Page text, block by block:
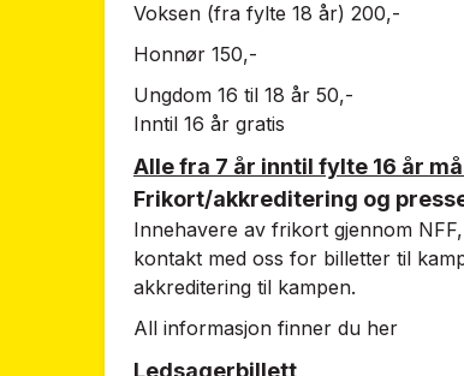
Voksen (fra fylte 18 år) 200,-
Honnør 150,-
Ungdom 16 til 18 år 50,-
Inntil 16 år gratis
Alle fra 7 år inntil fylte 16 år
Frikort/akkreditering og
Innehavere av frikort gjennom
kontakt med oss for billetter til
akkreditering til kampen.
All informasjon finner du her
Ledsagerbillett